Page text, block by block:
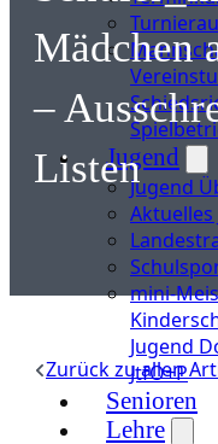
Jugend
Jugend
Aktuelles
mini-
Jugend
JtfO+P
Senioren
Lehre
Mädchen
–
Listen
Zurück zu allen